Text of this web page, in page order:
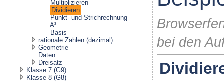
Multiplizieren
Dividieren
Punkt- und Strichrechnung
A³
Basis
rationale Zahlen (dezimal)
Geometrie
Daten
Dreisatz
Klasse 7 (G9)
Klasse 8 (G8)
bei den